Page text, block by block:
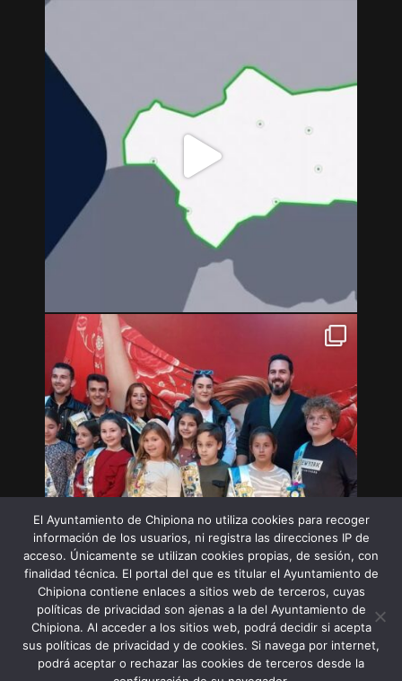
Síguenos en Instagram
El Ayuntamiento de Chipiona no utiliza cookies para recoger
información de los usuarios, ni registra las direcciones IP de
acceso. Únicamente se utilizan cookies propias, de sesión, con
finalidad técnica. El portal del que es titular el Ayuntamiento de
Chipiona contiene enlaces a sitios web de terceros, cuyas
políticas de privacidad son ajenas a la del Ayuntamiento de
Chipiona. Al acceder a los sitios web, podrá decidir si acepta
sus políticas de privacidad y de cookies. Si navega por internet,
podrá aceptar o rechazar las cookies de terceros desde la